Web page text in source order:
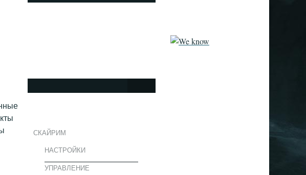
СКАЙРИМ
НАСТРОЙКИ
УПРАВЛЕНИЕ